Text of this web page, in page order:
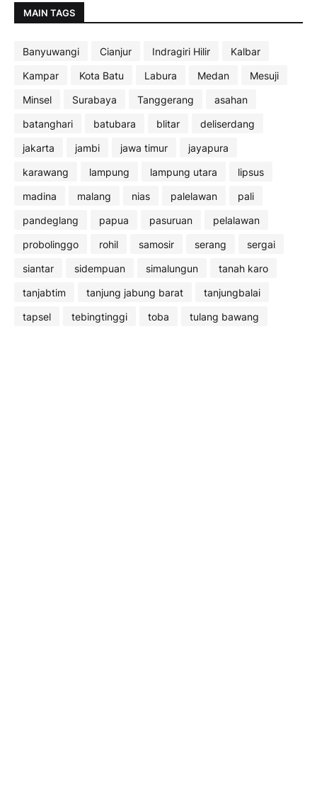
MAIN TAGS
Banyuwangi Cianjur Indragiri Hilir
Kalbar
Kampar
Kota Batu Labura Medan
Mesuji
Minsel
Surabaya Tanggerang
asahan
batanghari
batubara blitar
deliserdang
jakarta
jambi jawa timur
jayapura
karawang
lampung lampung utara
lipsus
madina
malang nias palelawan
pali
pandeglang
papua pasuruan
pelalawan
probolinggo
rohil samosir serang
sergai
siantar
sidempuan simalungun
tanah karo
tanjabtim
tanjung jabung barat
tanjungbalai
tapsel
tebingtinggi toba tulang bawang